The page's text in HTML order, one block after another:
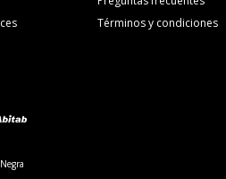
Términos y condiciones